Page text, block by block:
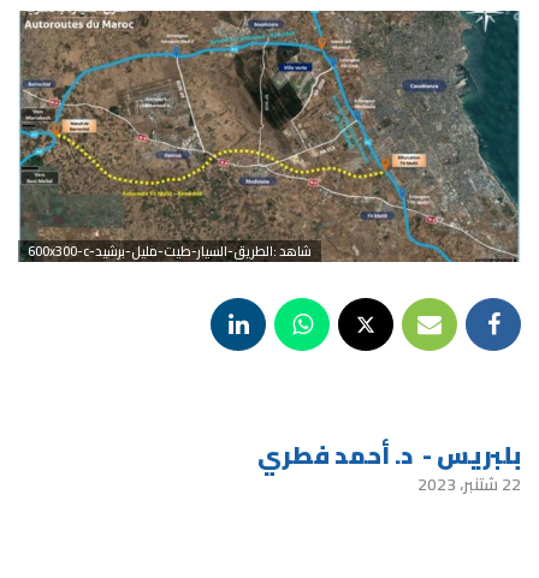
شاهد :الطريق-السيار-طيت-مليل-برشيد-600x300-c
بلبريس - د. أحمد فطري
22 شتنبر، 2023